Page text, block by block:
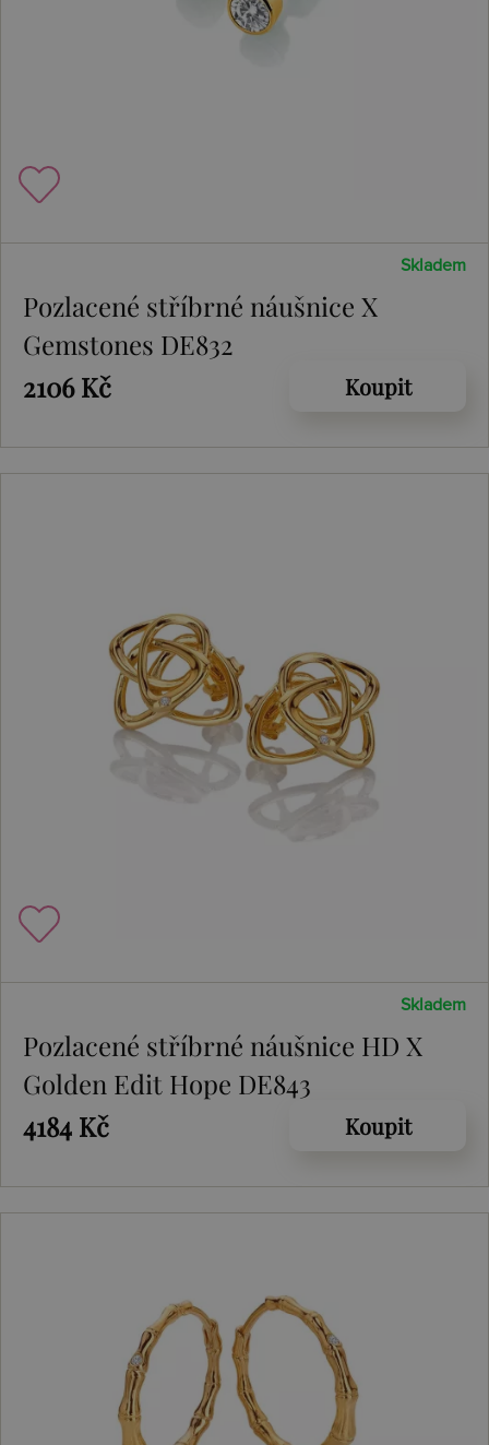
Skladem
Pozlacené stříbrné náušnice X
Gemstones DE832
2106 Kč
Koupit
Skladem
Pozlacené stříbrné náušnice HD X
Golden Edit Hope DE843
4184 Kč
Koupit